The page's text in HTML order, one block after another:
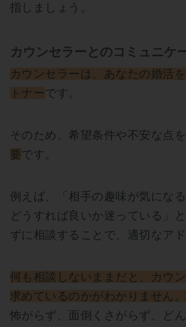
指しましょう。
カウンセラーとのコミュニケ
カウンセラーは、あなたの婚活
トナーです。
そのため、希望条件や不安な点を
要 です。
例えば、「相手の趣味が気にな
どうすれば良いか迷っている」
ずに相談することで、適切なア
何も相談しないままだと、カウ
求めているのかがわかりません。
怖がらず、面倒くさがらず、ど